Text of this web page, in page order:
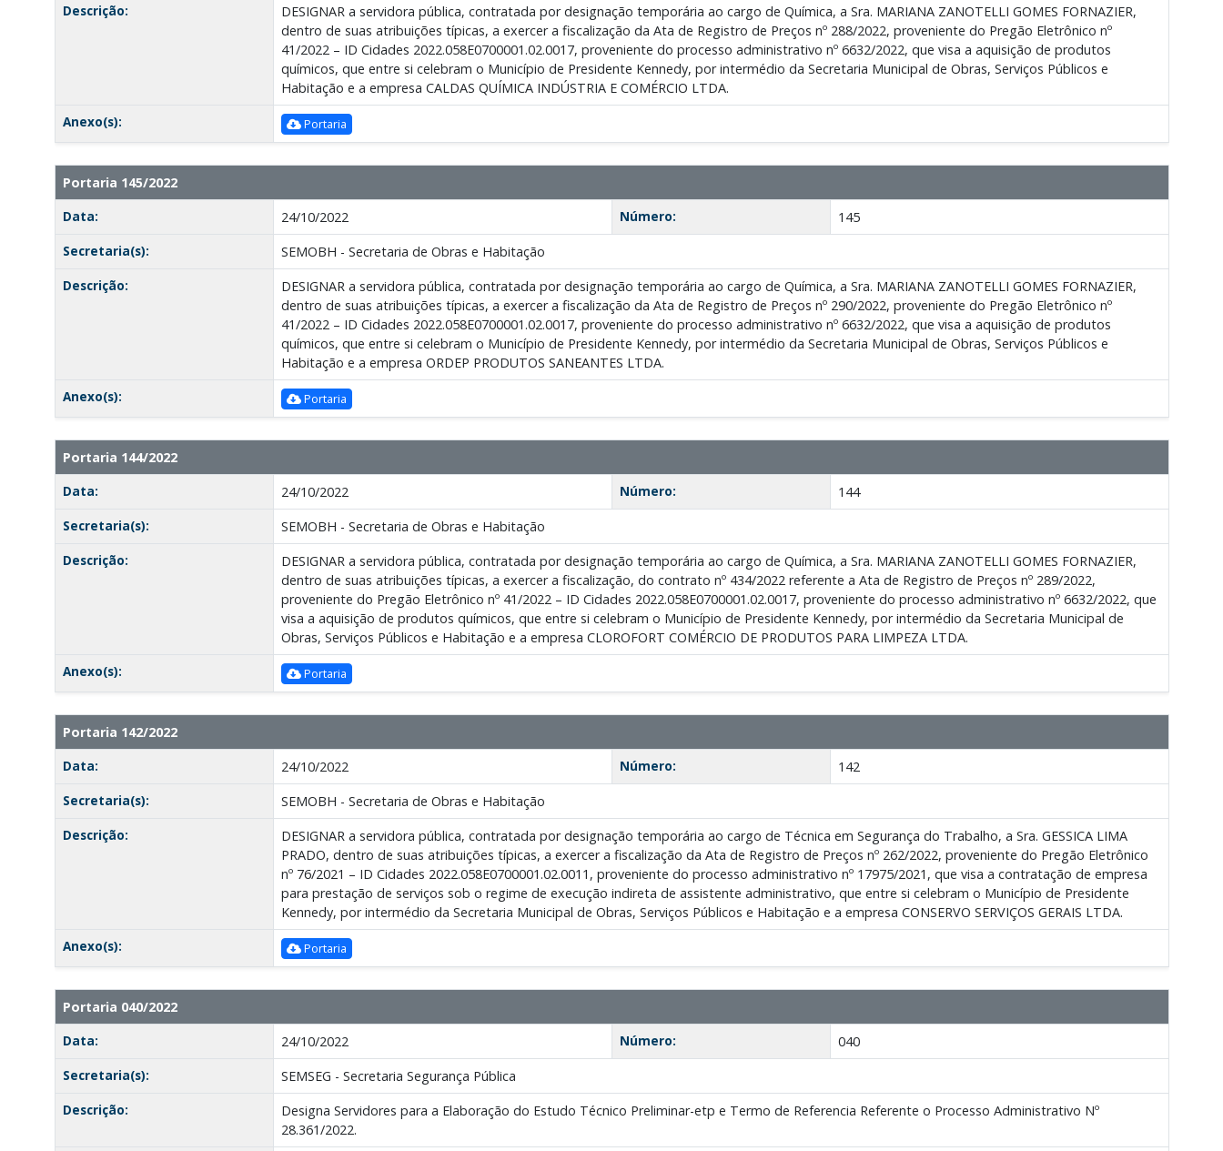
Descrição:
DESIGNAR a servidora pública, contratada por designação temporária ao cargo de Química, a Sra. MARIANA ZANOTELLI GOMES FORNAZIER,
dentro de suas atribuições típicas, a exercer a fiscalização da Ata de Registro de Preços nº 288/2022, proveniente do Pregão Eletrônico nº
41/2022 – ID Cidades 2022.058E0700001.02.0017, proveniente do processo administrativo nº 6632/2022, que visa a aquisição de produtos
químicos, que entre si celebram o Município de Presidente Kennedy, por intermédio da Secretaria Municipal de Obras, Serviços Públicos e
Habitação e a empresa CALDAS QUÍMICA INDÚSTRIA E COMÉRCIO LTDA.
Anexo(s):
Portaria
Portaria 145/2022
Data:
24/10/2022 Número:
145
Secretaria(s):
SEMOBH - Secretaria de Obras e Habitação
Descrição:
DESIGNAR a servidora pública, contratada por designação temporária ao cargo de Química, a Sra. MARIANA ZANOTELLI GOMES FORNAZIER,
dentro de suas atribuições típicas, a exercer a fiscalização da Ata de Registro de Preços nº 290/2022, proveniente do Pregão Eletrônico nº
41/2022 – ID Cidades 2022.058E0700001.02.0017, proveniente do processo administrativo nº 6632/2022, que visa a aquisição de produtos
químicos, que entre si celebram o Município de Presidente Kennedy, por intermédio da Secretaria Municipal de Obras, Serviços Públicos e
Habitação e a empresa ORDEP PRODUTOS SANEANTES LTDA.
Anexo(s):
Portaria
Portaria 144/2022
Data:
24/10/2022 Número:
144
Secretaria(s):
SEMOBH - Secretaria de Obras e Habitação
Descrição:
DESIGNAR a servidora pública, contratada por designação temporária ao cargo de Química, a Sra. MARIANA ZANOTELLI GOMES FORNAZIER,
dentro de suas atribuições típicas, a exercer a fiscalização, do contrato nº 434/2022 referente a Ata de Registro de Preços nº 289/2022,
proveniente do Pregão Eletrônico nº 41/2022 – ID Cidades 2022.058E0700001.02.0017, proveniente do processo administrativo nº 6632/2022, que
visa a aquisição de produtos químicos, que entre si celebram o Município de Presidente Kennedy, por intermédio da Secretaria Municipal de
Obras, Serviços Públicos e Habitação e a empresa CLOROFORT COMÉRCIO DE PRODUTOS PARA LIMPEZA LTDA.
Anexo(s):
Portaria
Portaria 142/2022
Data:
24/10/2022 Número:
142
Secretaria(s):
SEMOBH - Secretaria de Obras e Habitação
Descrição:
DESIGNAR a servidora pública, contratada por designação temporária ao cargo de Técnica em Segurança do Trabalho, a Sra. GESSICA LIMA
PRADO, dentro de suas atribuições típicas, a exercer a fiscalização da Ata de Registro de Preços nº 262/2022, proveniente do Pregão Eletrônico
nº 76/2021 – ID Cidades 2022.058E0700001.02.0011, proveniente do processo administrativo nº 17975/2021, que visa a contratação de empresa
para prestação de serviços sob o regime de execução indireta de assistente administrativo, que entre si celebram o Município de Presidente
Kennedy, por intermédio da Secretaria Municipal de Obras, Serviços Públicos e Habitação e a empresa CONSERVO SERVIÇOS GERAIS LTDA.
Anexo(s):
Portaria
Portaria 040/2022
Data:
24/10/2022 Número:
040
Secretaria(s):
SEMSEG - Secretaria Segurança Pública
Descrição:
Designa Servidores para a Elaboração do Estudo Técnico Preliminar-etp e Termo de Referencia Referente o Processo Administrativo Nº
28.361/2022.